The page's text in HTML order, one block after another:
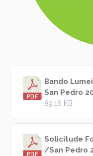
Bando
San Pedro
89.16 KB
Solicitude
/San Pedro